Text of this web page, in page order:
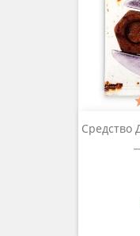
Средство